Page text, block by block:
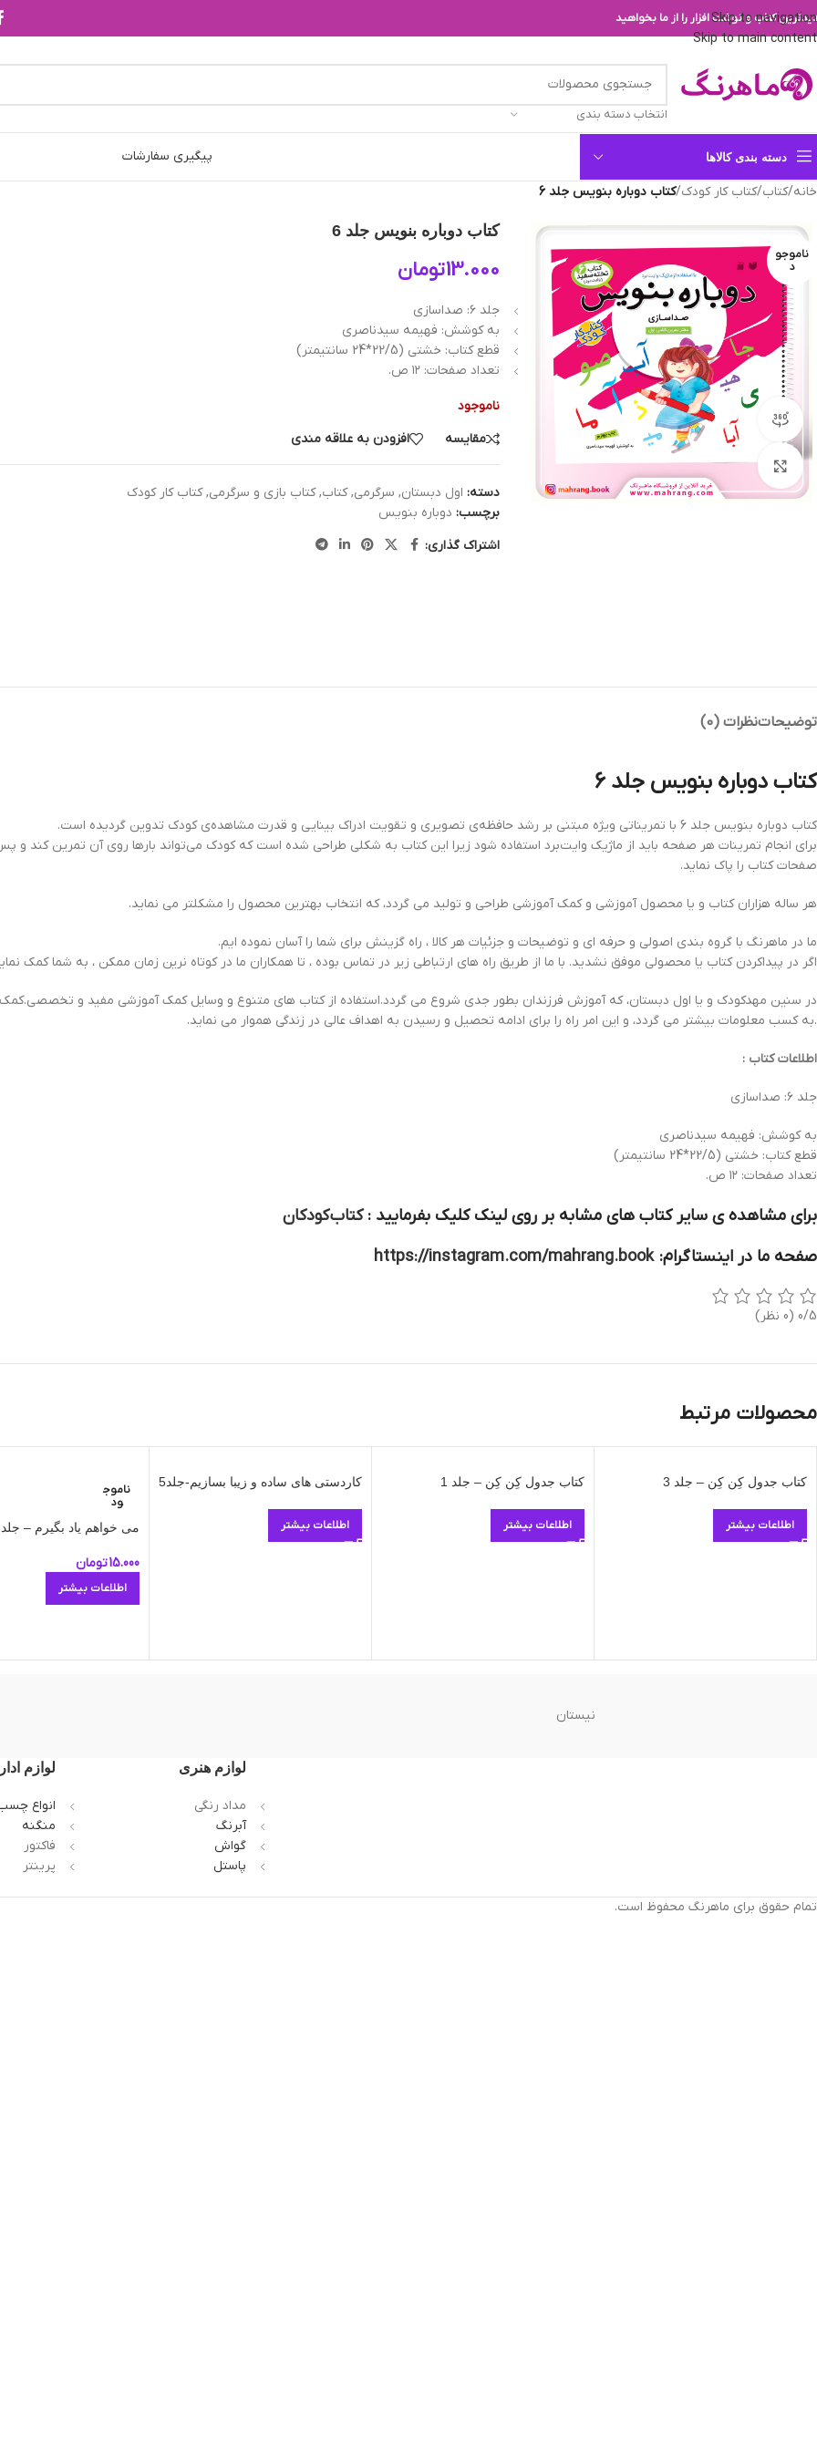
Skip to navigation
Skip to main content
کتاب و نوشت افزار را از ما بخواهید
انتخاب دسته بندی
دسته بندی کالاها پیگیری سفارشات
خانه/کتاب/کتاب کار کودک/کتاب دوباره بنويس‌ جلد 6
ناموجو
د
مشاهده 360 درجه
بزرگنمایی تصویر
کتاب دوباره بنويس‌ جلد 6
13.000تومان
جلد ۶: صداسازی
به کوشش: فهیمه سیدناصری
قطع کتاب: خشتی (22/5*24 سانتیمتر)
تعداد صفحات: ۱۲ ص.
ناموجود
مقایسه
افزودن به علاقه مندی
دسته: اول دبستان, سرگرمی, کتاب, کتاب بازی و سرگرمی, کتاب کار کودک
برچسب: دوباره بنویس
اشتراک گذاری:
توضیحاتنظرات (0)
کتاب دوباره بنويس‌ جلد 6
کتاب دوباره بنويس‌ جلد 6 با تمريناتی ويژه مبتنی بر رشد حافظه‌ی تصويری و تقويت ادراک بينايی و قدرت مشاهده‌ی كودک تدوين گرديده است.
برای انجام تمرينات هر صفحه بايد از ماژيک وايت‌برد استفاده شود زيرا اين كتاب به شكلی طراحی شده است كه كودک می‌تواند بارها روی آن تمرين كند و
صفحات كتاب را پاک نمايد.
هر ساله هزاران کتاب و یا محصول آموزشی و کمک آموزشی طراحی و تولید می گردد، که انتخاب بهترین محصول را مشکلتر می نماید.
ما در ماهرنگ با گروه بندی اصولی و حرفه ای و توضیحات و جزئیات هر کالا ، راه گزینش برای شما را آسان نموده ایم.
اگر در پیداکردن کتاب یا محصولی موفق نشدید. با ما از طریق راه های ارتباطی زیر در تماس بوده ، تا همکاران ما در کوتاه نرین زمان ممکن ، به شما کمک
در سنین مهدکودک و یا اول دبستان، که آموزش فرزندان بطور جدی شروع می گردد.استفاده از کتاب های متنوع و وسایل کمک آموزشی مفید و تخصصی.کمک
.به کسب معلومات بیشتر می گردد، و این امر راه را برای ادامه تحصیل و رسیدن به اهداف عالی در زندگی هموار می نماید.
اطلاعات کتاب :
جلد ۶: صداسازی
به کوشش: فهیمه سیدناصری
قطع کتاب: خشتی (22/5*24 سانتیمتر)
تعداد صفحات: ۱۲ ص.
برای مشاهده ی سایر کتاب های مشابه بر روی لینک کلیک بفرمایید :کتاب کودکان
صفحه ما در اینستاگرام:https://instagram.com/mahrang.book
0/5 (0 نظر)
محصولات مرتبط
کتاب جدول کِن کِن – جلد 3
اطلاعات بیشتر
کتاب جدول کِن کِن – جلد 1
اطلاعات بیشتر
کاردستی های ساده و زیبا بسازیم-جلد5
اطلاعات بیشتر
ناموج
ود
می خواهم یاد بگیرم – جلد 9
15.000تومان
اطلاعات بیشتر
نیستان
لوازم هنری
مداد رنگی
آبرنگ
گواش
پاستل
لوازم
انواع
منگنه
فاکتور
پرینتر
تمام حقوق برای ماهرنگ محفوظ است.